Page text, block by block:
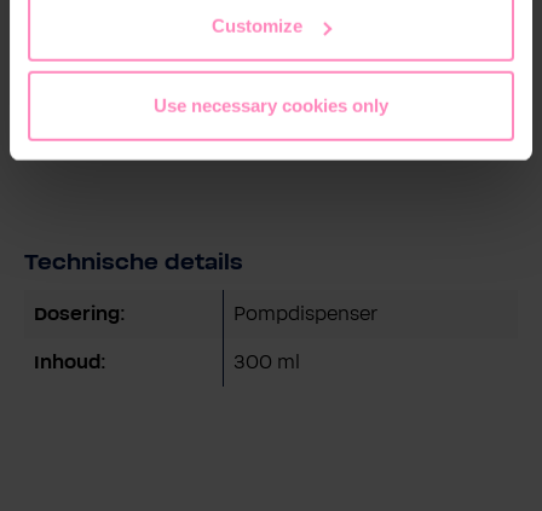
Customize
Use necessary cookies only
patchoeli, muskus en cederhout. De formules met
actieve ingrediënten zoals zeemineralen en
Tegelijkertijd laad je je batterijen op voor lichaam,
Technische details
Dosering: Pompdispenser
Inhoud: 300 ml